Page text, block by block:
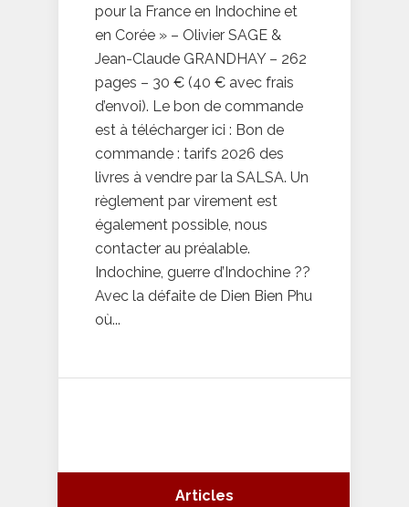
pour la France en Indochine et
en Corée » – Olivier SAGE &
Jean-Claude GRANDHAY – 262
pages – 30 € (40 € avec frais
d’envoi). Le bon de commande
est à télécharger ici : Bon de
commande : tarifs 2026 des
livres à vendre par la SALSA. Un
règlement par virement est
également possible, nous
contacter au préalable.
Indochine, guerre d’Indochine ??
Avec la défaite de Dien Bien Phu
où...
Articles